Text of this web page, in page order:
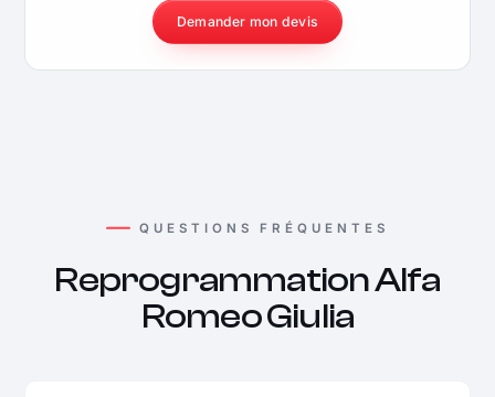
Demander mon devis
QUESTIONS FRÉQUENTES
Reprogrammation Alfa
Romeo Giulia